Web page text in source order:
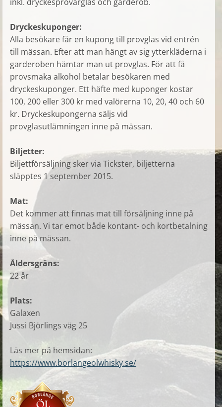
Dryckeskuponger:
Alla besökare får en kupong till provglas vid entrén
till mässan. Efter att man hängt av sig ytterkläderna i
garderoben hämtar man ut provglas. För att få
provsmaka alkohol betalar besökaren med
dryckeskuponger. Ett häfte med kuponger kostar
100, 200 eller 300 kr med valörerna 10, 20, 40 och 60
kr. Dryckeskupongerna säljs vid
provglasutlämningen inne på mässan.
Biljetter:
Biljettförsäljning sker via Tickster, biljetterna
släpptes 1 september 2015.
Mat:
Det kommer att finnas mat till försäljning inne på
mässan. Vi tar emot både kontant- och kortbetalning
inne på mässan.
Åldersgräns:
22 år
Plats:
Galaxen
Jussi Björlings väg 25
Läs mer på hemsidan:
https://www.borlangeolwhisky.se/